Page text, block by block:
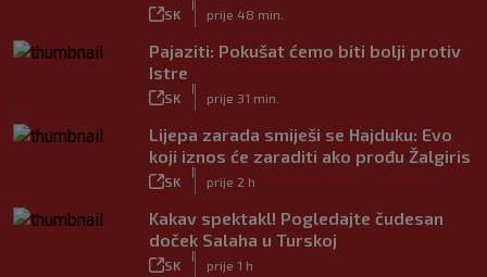
SK prije 48 min.
Pajaziti: Pokušat ćemo biti bolji protiv
Istre
SK prije 31 min.
Lijepa zarada smiješi se Hajduku: Evo
koji iznos će zaraditi ako prođu Žalgiris
SK prije 2 h
Kakav spektakl! Pogledajte čudesan
doček Salaha u Turskoj
SK prije 1 h